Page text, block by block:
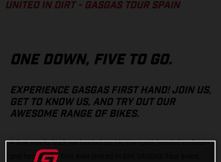
UNITED IN DIRT - GASGAS TOUR SPAIN
ONE DOWN, FIVE TO GO.
EXPERIENCE GASGAS FIRST HAND! JOIN US,
GET TO KNOW US, AND TRY OUT OUR
AWESOME RANGE OF BIKES.
A few weeks back we loaded up, hit the road, headed to Spain
and hosted the first ever United In Dirt GASGAS Tour event.